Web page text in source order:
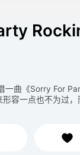
一曲《Sorry For
容一点也不为过，